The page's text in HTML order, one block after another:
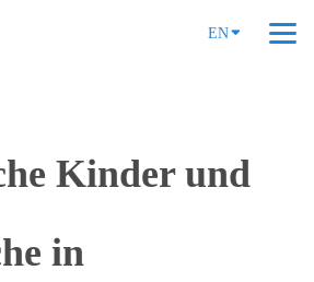
EN
Kinder und
in